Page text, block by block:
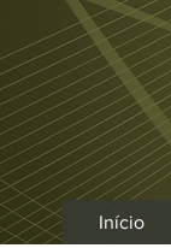
Início